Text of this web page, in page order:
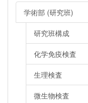
学術部 (研究班)
研究班構成
化学免疫検査
生理検査
微生物検査